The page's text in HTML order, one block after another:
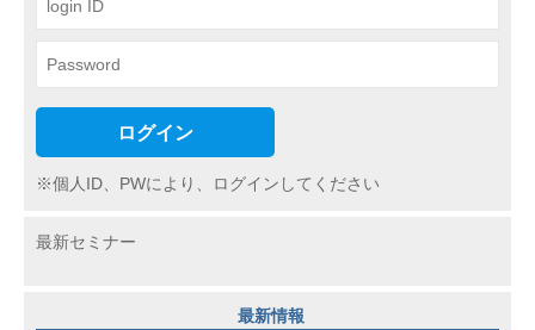
ログイン
※個人ID、PWにより、ログインしてください
最新セミナー
最新情報